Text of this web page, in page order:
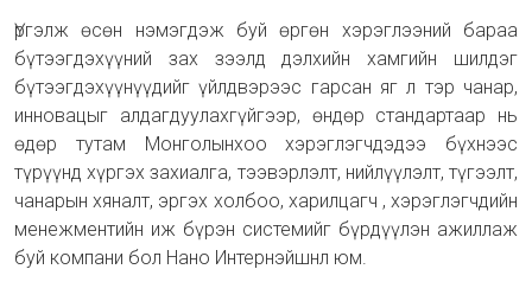
Үргэлж өсөн нэмэгдэж буй өргөн хэрэглээний бараа
бүтээгдэхүүний зах зээлд дэлхийн хамгийн шилдэг
бүтээгдэхүүнүүдийг үйлдвэрээс гарсан яг л тэр чанар,
инновацыг алдагдуулахгүйгээр, өндөр стандартаар нь
өдөр тутам Монголынхоо хэрэглэгчдэдээ бүхнээс
түрүүнд хүргэх захиалга, тээвэрлэлт, нийлүүлэлт, түгээлт,
чанарын хяналт, эргэх холбоо, харилцагч , хэрэглэгчдийн
менежментийн иж бүрэн системийг бүрдүүлэн ажиллаж
буй компани бол Нано Интернэйшнл юм.